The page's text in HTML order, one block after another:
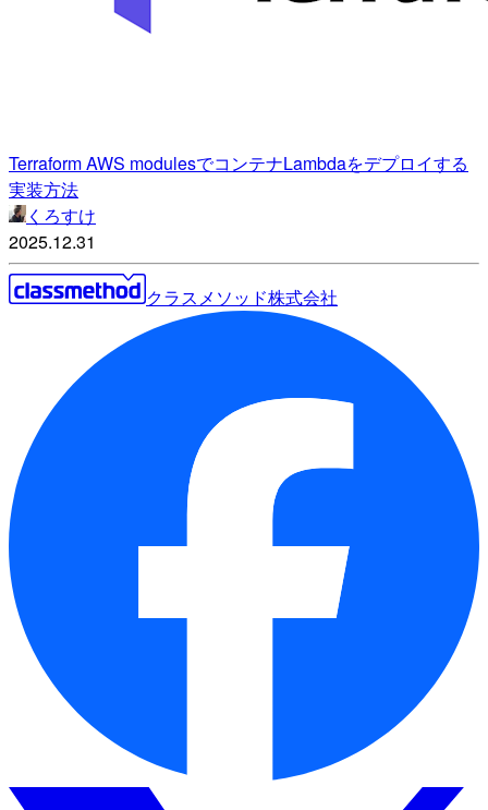
Terraform AWS modulesでコンテナLambdaをデプロイする
実装方法
くろすけ
2025.12.31
クラスメソッド株式会社